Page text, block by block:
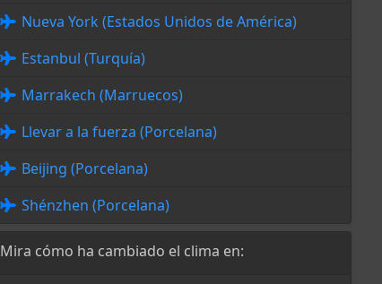
Nueva York (Estados Unidos de América)
Estanbul (Turquía)
Marrakech (Marruecos)
Llevar a la fuerza (Porcelana)
Beijing (Porcelana)
Shénzhen (Porcelana)
Mira cómo ha cambiado el clima en: